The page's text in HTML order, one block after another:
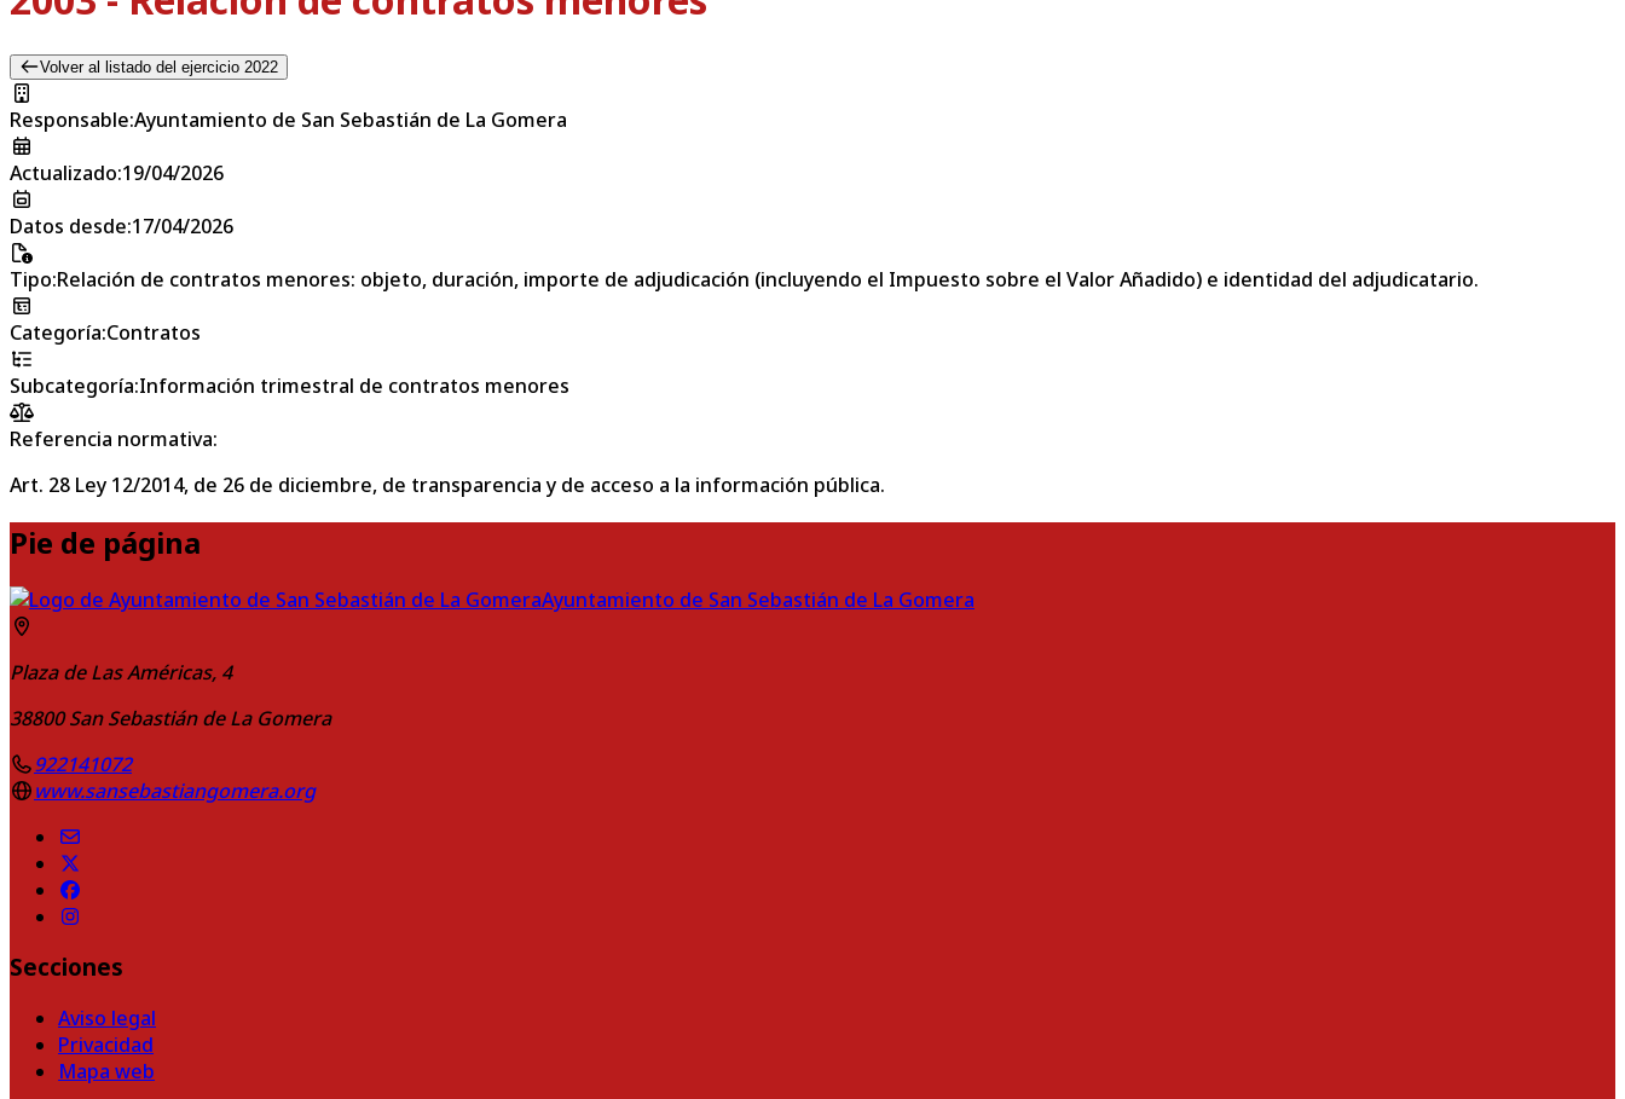
Volver al listado del ejercicio 2022
Responsable:Ayuntamiento de San Sebastián de La Gomera
Actualizado:19/04/2026
Datos desde:17/04/2026
Tipo:Relación de contratos menores: objeto, duración, importe de adjudicación (incluyendo el Impuesto sobre el Valor Añadido) e identidad del adjudicatario.
Categoría:Contratos
Subcategoría:Información trimestral de contratos menores
Referencia normativa:
Art. 28 Ley 12/2014, de 26 de diciembre, de transparencia y de acceso a la información pública.
Pie de página
Ayuntamiento de San Sebastián de La Gomera
Plaza de Las Américas, 4
38800 San Sebastián de La Gomera
922141072
www.sansebastiangomera.org
Secciones
Aviso legal
Privacidad
Mapa web